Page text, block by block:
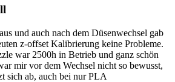
und auch nach dem Düsenwechsel gab
z-offset Kalibrierung keine Probleme.
war 2500h in Betrieb und ganz schön
mir vor dem Wechsel nicht so bewusst,
sich ab, auch bei nur PLA